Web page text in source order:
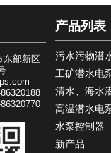
东部新区
产品列表
污水污物潜
工矿潜水电
清水、海水
高温潜水电
水泵控制器
新产品